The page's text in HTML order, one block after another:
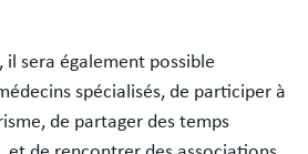
sera également possible
spécialisés, de participer à
de partager des temps